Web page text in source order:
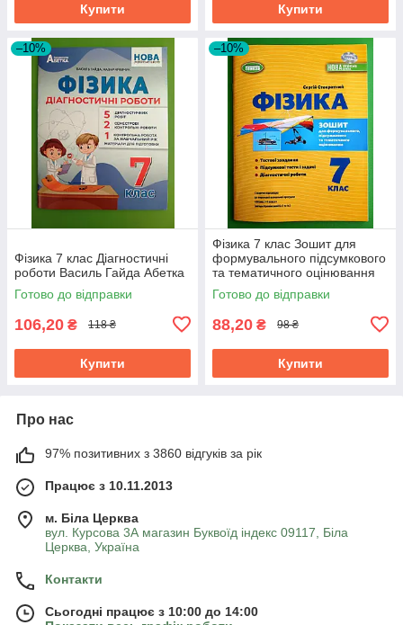
Купити Купити
–10%
Фізика 7 клас Діагностичні
роботи Василь Гайда Абетка
Готово до відправки
106,20 ₴ 118 ₴
Купити
–10%
Фізика 7 клас Зошит для
формувального підсумкового
та тематичного оцінювання
Стократний Генеза
Готово до відправки
88,20 ₴ 98 ₴
Купити
Про нас
97% позитивних з 3860 відгуків за рік
Працює з 10.11.2013
м. Біла Церква
вул. Курсова 3А магазин Буквоїд індекс 09117, Біла
Церква, Україна
Контакти
Сьогодні працює з 10:00 до 14:00